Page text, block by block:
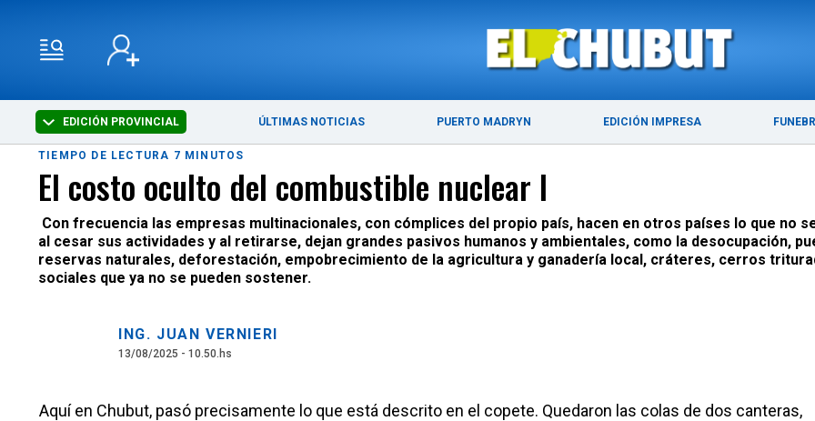
EDICIÓN PROVINCIAL ÚLTIMAS NOTICIAS PUERTO MADRYN EDICIÓN IMPRESA
ÚLTIMAS NOTICIAS PUERTO MADRYN
TIEMPO DE LECTURA 7 MINUTOS
El costo oculto del combustible nuclear I
Con frecuencia las empresas multinacionales, con cómplices del propio país, hacen en otros países lo que no
al cesar sus actividades y al retirarse, dejan grandes pasivos humanos y ambientales, como la desocupación,
reservas naturales, deforestación, empobrecimiento de la agricultura y ganadería local, cráteres, cerros
sociales que ya no se pueden sostener.
ING. JUAN VERNIERI
13/08/2025 - 10.50.hs
Aquí en Chubut, pasó precisamente lo que está descrito en el copete. Quedaron las colas de dos canteras,